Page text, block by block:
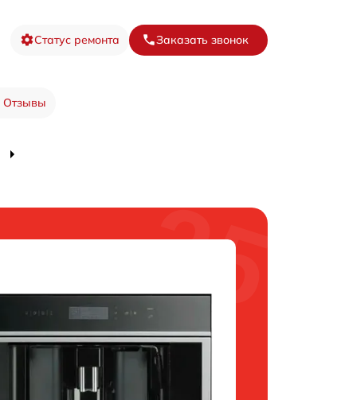
Статус ремонта Заказать звонок
Отзывы